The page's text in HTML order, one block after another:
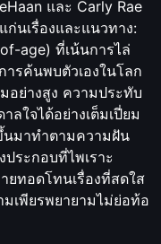
และ Carly Rae
นเรื่องและแนวทาง:
age) ที่เน้นการไล่
รค้นพบตัวเองในโลก
อย่างสูง ความประทับ
ลใจได้อย่างเต็มเปี่ยม
นมาทำตามความฝัน
ระกอบที่ไพเราะ
ายทอดโทนเรื่องที่สดใส
เพียรพยายามไม่ย่อท้อ